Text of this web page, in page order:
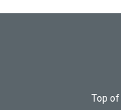
Top of